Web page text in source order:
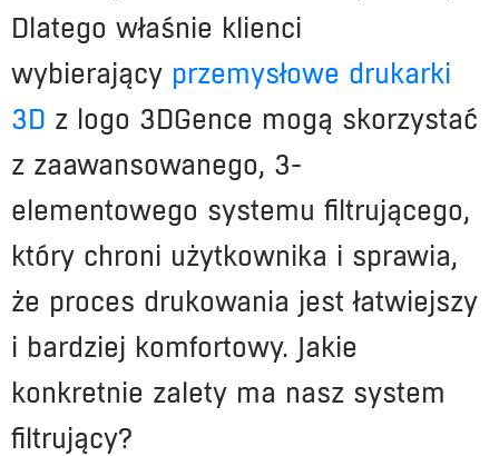
Dlatego właśnie klienci
wybierający przemysłowe drukarki
3D z logo 3DGence mogą skorzystać
z zaawansowanego, 3-
elementowego systemu filtrującego,
który chroni użytkownika i sprawia,
że proces drukowania jest łatwiejszy
i bardziej komfortowy. Jakie
konkretnie zalety ma nasz system
filtrujący?